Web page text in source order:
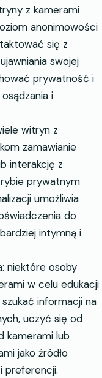
z kamerami
anonimowości
się z
swojej
prywatność i
i
witryn z
zamawianie
interakcję z
prywatnym
umożliwia
do
intymną i
niektóre osoby
w celu edukacji
informacji na
uczyć się od
kamerami lub
jako źródło
preferencji.